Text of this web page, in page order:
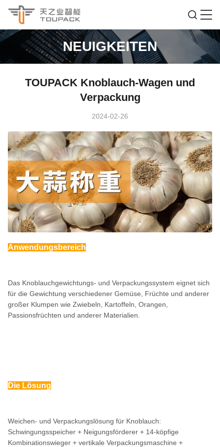
NEUIGKEITEN
TOUPACK Knoblauch-Wagen und
Verpackung
2024-02-26
Anwendungsbereich
Das Knoblauchgewichtungs- und Verpackungssystem eignet sich
für die Gewichtung verschiedener Gemüse, Früchte und anderer
großer Klumpen wie Zwiebeln, Kartoffeln, Orangen,
Passionsfrüchten und anderer Materialien.
Die Lösung
Weichen- und Verpackungslösung für Knoblauch:
Schwingungsspeicher + Neigungsförderer + 14-köpfige
Kombinationswieger + vertikale Verpackungsmaschine +